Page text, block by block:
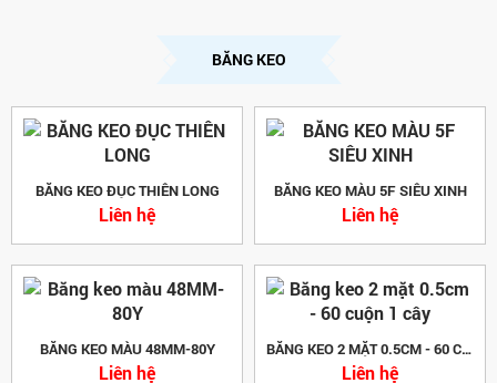
BĂNG KEO
BĂNG KEO ĐỤC THIÊN LONG
Liên hệ
BĂNG KEO MÀU 5F SIÊU XINH
Liên hệ
BĂNG KEO MÀU 48MM-80Y
Liên hệ
BĂNG KEO 2 MẶT 0.5CM - 60 CUỘN 1 CÂY
Liên hệ